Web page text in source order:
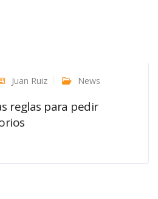
Juan Ruiz News
reglas para pedir